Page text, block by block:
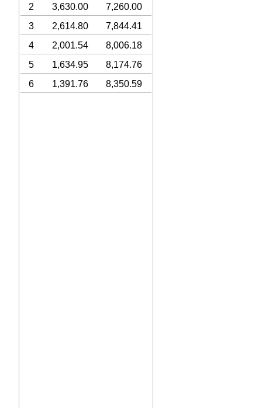
2
3,630.00
7,260.00
3
2,614.80
7,844.41
4
2,001.54
8,006.18
5
1,634.95
8,174.76
6
1,391.76 8,350.59